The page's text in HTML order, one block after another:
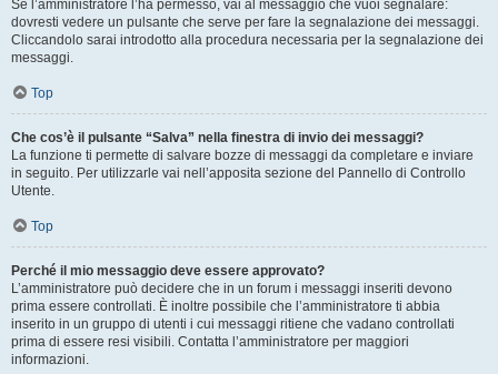
Se l’amministratore l’ha permesso, vai al messaggio che vuoi segnalare:
dovresti vedere un pulsante che serve per fare la segnalazione dei messaggi.
Cliccandolo sarai introdotto alla procedura necessaria per la segnalazione dei
messaggi.
Top
Che cos’è il pulsante “Salva” nella finestra di invio dei messaggi?
La funzione ti permette di salvare bozze di messaggi da completare e inviare
in seguito. Per utilizzarle vai nell’apposita sezione del Pannello di Controllo
Utente.
Top
Perché il mio messaggio deve essere approvato?
L’amministratore può decidere che in un forum i messaggi inseriti devono
prima essere controllati. È inoltre possibile che l’amministratore ti abbia
inserito in un gruppo di utenti i cui messaggi ritiene che vadano controllati
prima di essere resi visibili. Contatta l’amministratore per maggiori
informazioni.